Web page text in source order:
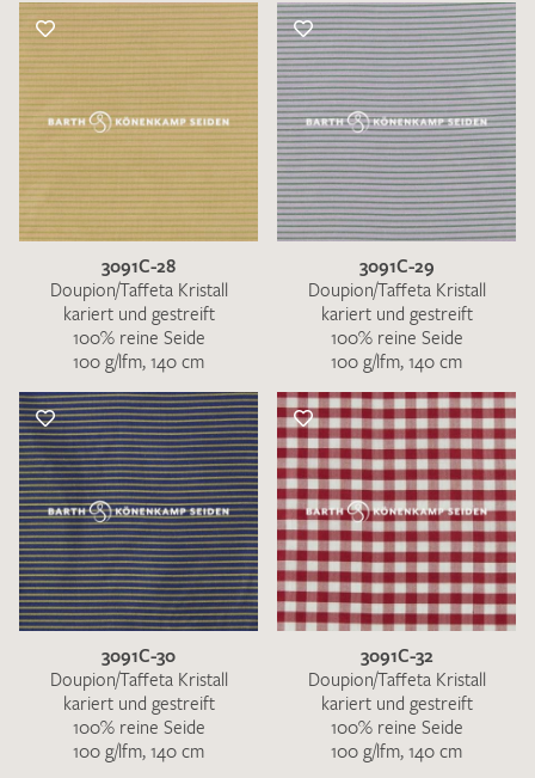
3091C-28
Doupion/Taffeta Kristall
kariert und gestreift
100% reine Seide
100 g/lfm, 140 cm
3091C-29
Doupion/Taffeta Kristall
kariert und gestreift
100% reine Seide
100 g/lfm, 140 cm
3091C-30
Doupion/Taffeta Kristall
kariert und gestreift
100% reine Seide
100 g/lfm, 140 cm
3091C-32
Doupion/Taffeta Kristall
kariert und gestreift
100% reine Seide
100 g/lfm, 140 cm